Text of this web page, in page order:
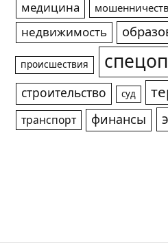
медицина
недвижимость
происшествия
строительство суд
транспорт финансы